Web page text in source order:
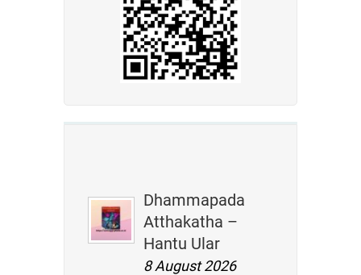
Dhammapada
Atthakatha –
Hantu Ular
8 August 2026